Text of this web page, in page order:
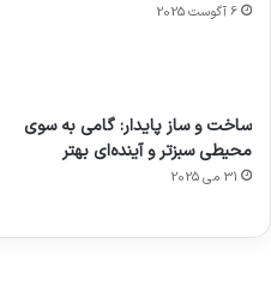
6 آگوست 2025
ساخت و ساز پایدار: گامی به سوی
محیطی سبزتر و آینده‌ای بهتر
31 می 2025
برای
کشف
توسط
ژاکت
مجازی
…
توسط